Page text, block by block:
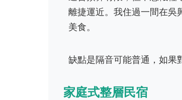
離捷運近。我住過一間在吳
美食。
缺點是隔音可能普通，如果
家庭式整層民宿